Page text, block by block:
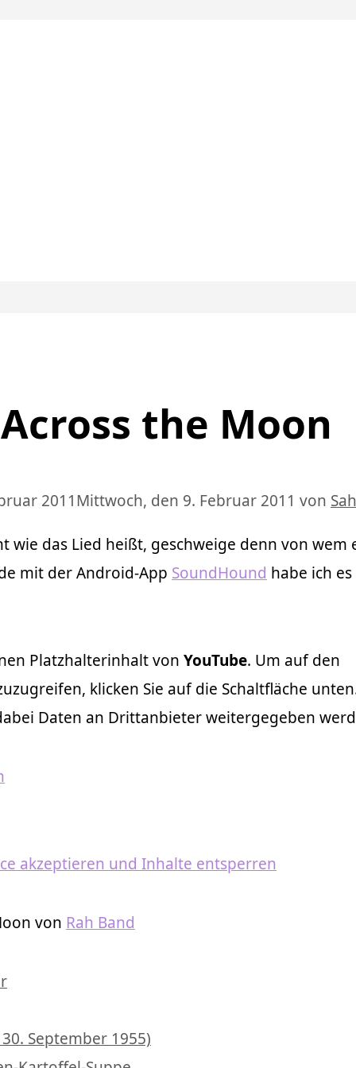
the Moon
2011Mittwoch, den 9. Februar 2011 von
wie das Lied heißt, geschweige denn von wem
mit der Android-App SoundHound habe ich
Platzhalterinhalt von YouTube. Um auf den
klicken Sie auf die Schaltfläche
Daten an Drittanbieter weitergegeben
akzeptieren und Inhalte entsperren
von Rah Band
September 1955)